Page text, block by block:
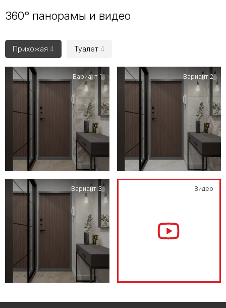
360° панорамы и видео
Прихожая 4 Туалет 4
Вариант 1 Вариант 2
Вариант 3 Видео